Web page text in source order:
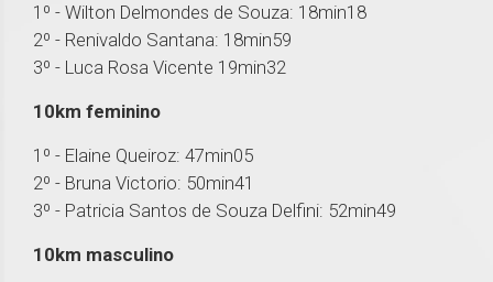
1º - Wilton Delmondes de Souza: 18min18
2º - Renivaldo Santana: 18min59
3º - Luca Rosa Vicente 19min32
10km feminino
1º - Elaine Queiroz: 47min05
2º - Bruna Victorio: 50min41
3º - Patricia Santos de Souza Delfini: 52min49
10km masculino